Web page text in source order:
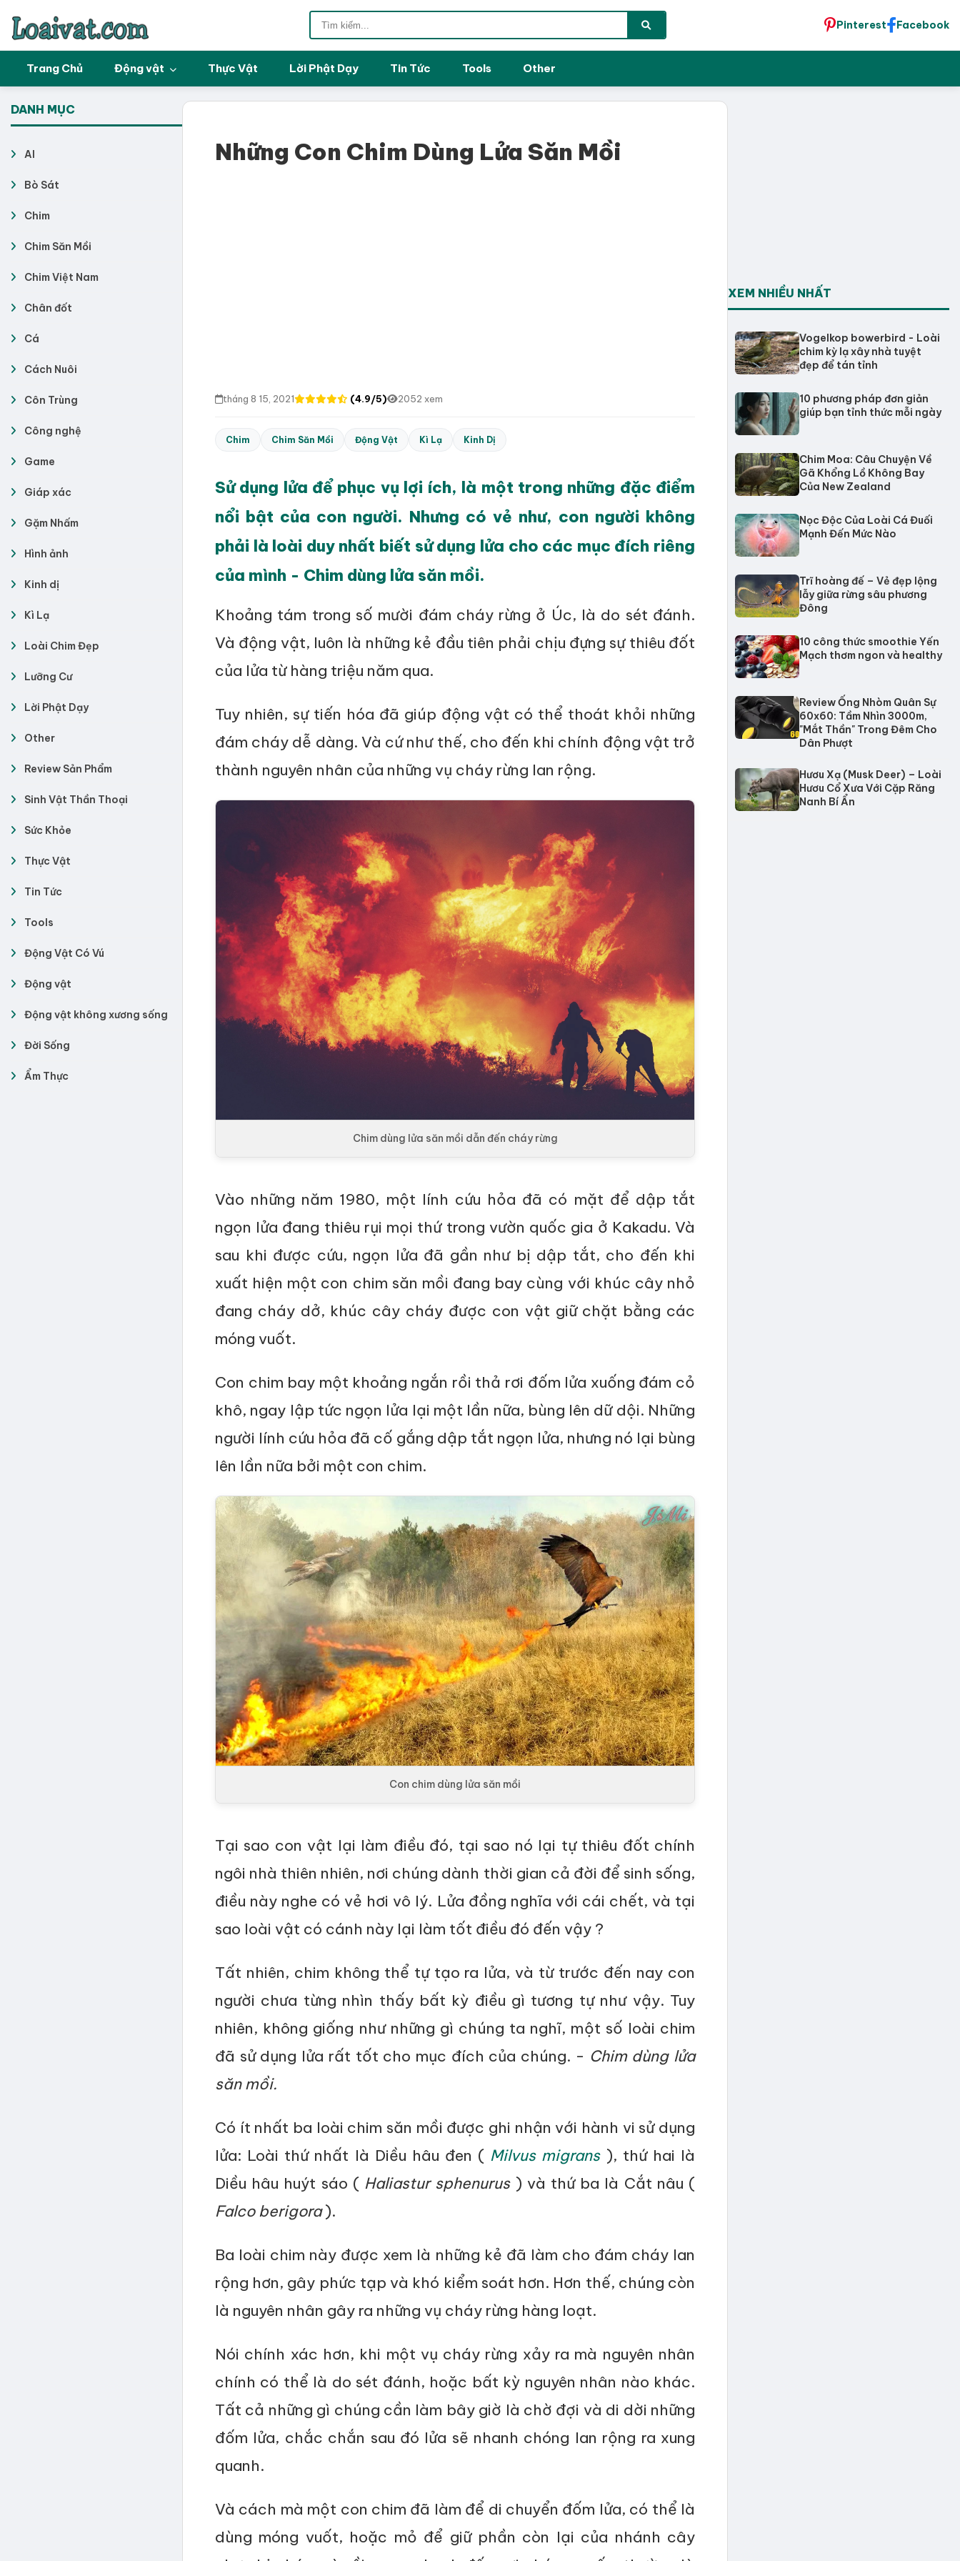
Pinterest Facebook
Trang Chủ Động vật Thực Vật Lời Phật Dạy Tin Tức Tools Other
DANH MỤC
AI
Bò Sát
Chim
Chim Săn Mồi
Chim Việt Nam
Chân đốt
Cá
Cách Nuôi
Côn Trùng
Công nghệ
Game
Giáp xác
Gặm Nhấm
Hình ảnh
Kinh dị
Kì Lạ
Loài Chim Đẹp
Lưỡng Cư
Lời Phật Dạy
Other
Review Sản Phẩm
Sinh Vật Thần Thoại
Sức Khỏe
Thực Vật
Tin Tức
Tools
Động Vật Có Vú
Động vật
Động vật không xương sống
Đời Sống
Ẩm Thực
Những Con Chim Dùng Lửa Săn Mồi
tháng 8 15, 2021 (4.9/5) 2052 xem
Chim Chim Săn Mồi Động Vật Kì Lạ Kinh Dị
Sử dụng lửa để phục vụ lợi ích, là một trong những đặc điểm
nổi bật của con người. Nhưng có vẻ như, con người không
phải là loài duy nhất biết sử dụng lửa cho các mục đích riêng
của mình - Chim dùng lửa săn mồi.
Khoảng tám trong số mười đám cháy rừng ở Úc, là do sét đánh.
Và động vật, luôn là những kẻ đầu tiên phải chịu đựng sự thiêu đốt
của lửa từ hàng triệu năm qua.
Tuy nhiên, sự tiến hóa đã giúp động vật có thể thoát khỏi những
đám cháy dễ dàng. Và cứ như thế, cho đến khi chính động vật trở
thành nguyên nhân của những vụ cháy rừng lan rộng.
Chim dùng lửa săn mồi dẫn đến cháy rừng
Vào những năm 1980, một lính cứu hỏa đã có mặt để dập tắt
ngọn lửa đang thiêu rụi mọi thứ trong vườn quốc gia ở Kakadu. Và
sau khi được cứu, ngọn lửa đã gần như bị dập tắt, cho đến khi
xuất hiện một con chim săn mồi đang bay cùng với khúc cây nhỏ
đang cháy dở, khúc cây cháy được con vật giữ chặt bằng các
móng vuốt.
Con chim bay một khoảng ngắn rồi thả rơi đốm lửa xuống đám cỏ
khô, ngay lập tức ngọn lửa lại một lần nữa, bùng lên dữ dội. Những
người lính cứu hỏa đã cố gắng dập tắt ngọn lửa, nhưng nó lại bùng
lên lần nữa bởi một con chim.
Con chim dùng lửa săn mồi
Tại sao con vật lại làm điều đó, tại sao nó lại tự thiêu đốt chính
ngôi nhà thiên nhiên, nơi chúng dành thời gian cả đời để sinh sống,
điều này nghe có vẻ hơi vô lý. Lửa đồng nghĩa với cái chết, và tại
sao loài vật có cánh này lại làm tốt điều đó đến vậy ?
Tất nhiên, chim không thể tự tạo ra lửa, và từ trước đến nay con
người chưa từng nhìn thấy bất kỳ điều gì tương tự như vậy. Tuy
nhiên, không giống như những gì chúng ta nghĩ, một số loài chim
đã sử dụng lửa rất tốt cho mục đích của chúng. - Chim dùng lửa
săn mồi.
Có ít nhất ba loài chim săn mồi được ghi nhận với hành vi sử dụng
lửa: Loài thứ nhất là Diều hâu đen ( Milvus migrans), thứ hai là
Diều hâu huýt sáo ( Haliastur sphenurus) và thứ ba là Cắt nâu (
Falco berigora).
Ba loài chim này được xem là những kẻ đã làm cho đám cháy lan
rộng hơn, gây phức tạp và khó kiểm soát hơn. Hơn thế, chúng còn
là nguyên nhân gây ra những vụ cháy rừng hàng loạt.
Nói chính xác hơn, khi một vụ cháy rừng xảy ra mà nguyên nhân
chính có thể là do sét đánh, hoặc bất kỳ nguyên nhân nào khác.
Tất cả những gì chúng cần làm bây giờ là chờ đợi và di dời những
đốm lửa, chắc chắn sau đó lửa sẽ nhanh chóng lan rộng ra xung
quanh.
Và cách mà một con chim đã làm để di chuyển đốm lửa, có thể là
dùng móng vuốt, hoặc mỏ để giữ phần còn lại của nhánh cây
XEM NHIỀU NHẤT
Vogelkop bowerbird - Loài
chim kỳ lạ xây nhà tuyệt
đẹp để tán tỉnh
10 phương pháp đơn giản
giúp bạn tỉnh thức mỗi ngày
Chim Moa: Câu Chuyện Về
Gã Khổng Lồ Không Bay
Của New Zealand
Nọc Độc Của Loài Cá Đuối
Mạnh Đến Mức Nào
Trĩ hoàng đế – Vẻ đẹp lộng
lẫy giữa rừng sâu phương
Đông
10 công thức smoothie Yến
Mạch thơm ngon và healthy
Review Ống Nhòm Quân Sự
60x60: Tầm Nhìn 3000m,
"Mắt Thần" Trong Đêm Cho
Dân Phượt
Hươu Xạ (Musk Deer) – Loài
Hươu Cổ Xưa Với Cặp Răng
Nanh Bí Ẩn